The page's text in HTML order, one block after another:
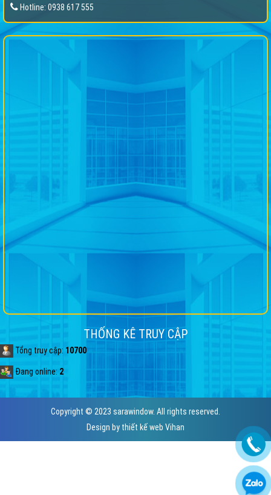
Hotline: 0938 617 555
THỐNG KÊ TRUY CẬP
Tổng truy cập: 10700
Đang online: 2
Copyright © 2023 sarawindow. All rights reserved.
Design by thiết kế web Vihan